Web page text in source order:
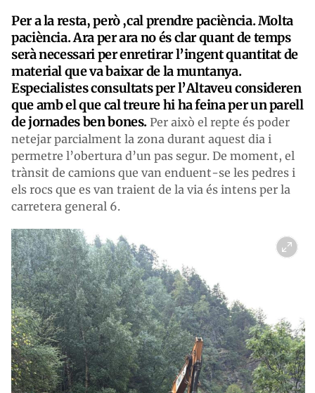
Per a la resta, però ,cal prendre paciència. Molta
paciència. Ara per ara no és clar quantde temps
serà necessari per enretirar l’ingent quantitat de
material que va baixar de la muntanya.
Especialistes consultats per l’Altaveu consideren
que amb el que cal treure hi ha feina per un parell
de jornades ben bones. Per això el repte és poder
netejar parcialment la zona durant aquest dia i
permetre l’obertura d’un pas segur. De moment, el
trànsit de camions que van enduent-se les pedres i
els rocs que es van traient de la via és intens per la
carretera general 6.